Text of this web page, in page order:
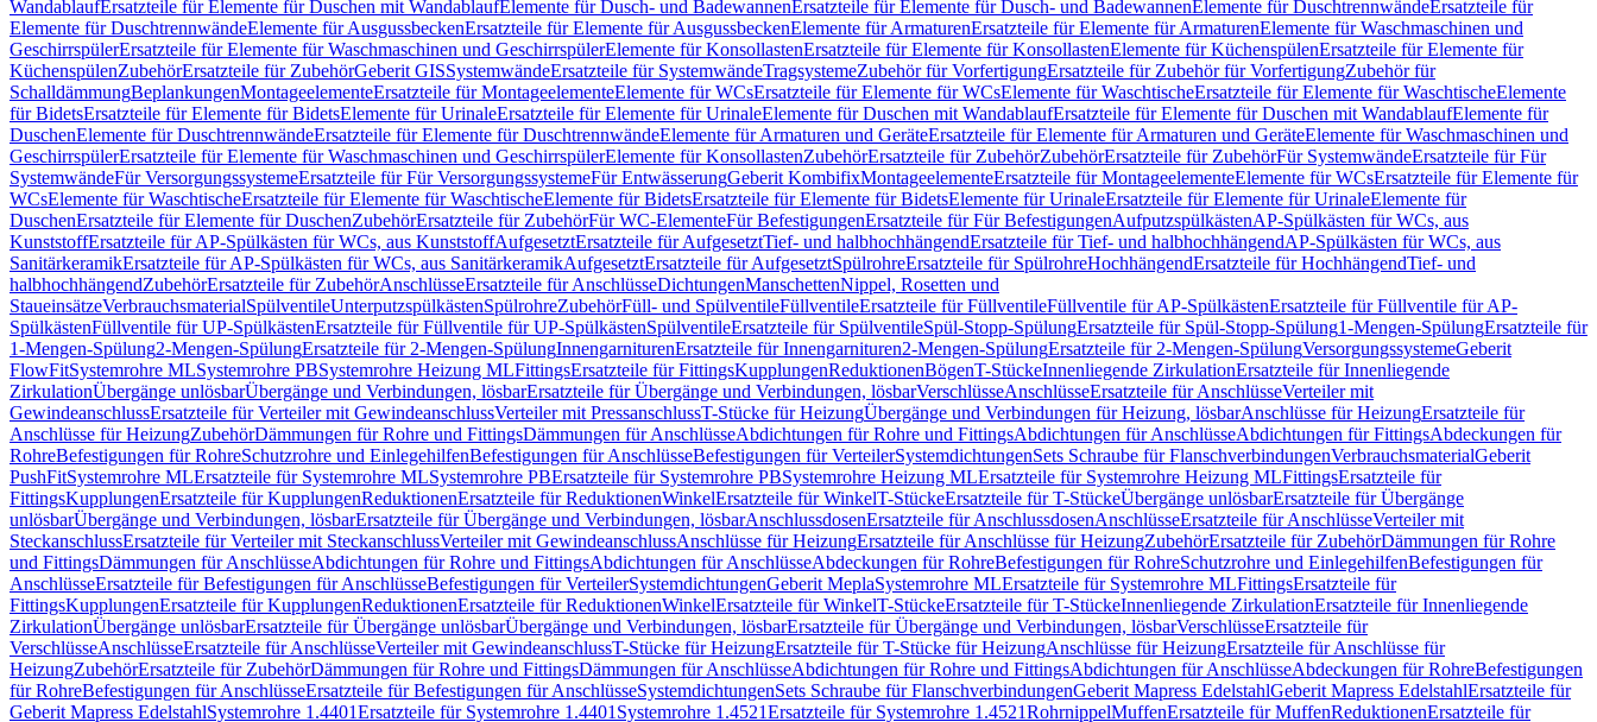
WandablaufErsatzteile für Elemente für Duschen mit WandablaufElemente für Dusch- und BadewannenErsatzteile für Elemente für Dusch- und BadewannenElemente für DuschtrennwändeErsatzteile für
Elemente für DuschtrennwändeElemente für AusgussbeckenErsatzteile für Elemente für AusgussbeckenElemente für ArmaturenErsatzteile für Elemente für ArmaturenElemente für Waschmaschinen und
GeschirrspülerErsatzteile für Elemente für Waschmaschinen und GeschirrspülerElemente für KonsollastenErsatzteile für Elemente für KonsollastenElemente für KüchenspülenErsatzteile für Elemente für
KüchenspülenZubehörErsatzteile für ZubehörGeberit GISSystemwändeErsatzteile für SystemwändeTragsystemeZubehör für VorfertigungErsatzteile für Zubehör für VorfertigungZubehör für
SchalldämmungBeplankungenMontageelementeErsatzteile für MontageelementeElemente für WCsErsatzteile für Elemente für WCsElemente für WaschtischeErsatzteile für Elemente für WaschtischeElemente
für BidetsErsatzteile für Elemente für BidetsElemente für UrinaleErsatzteile für Elemente für UrinaleElemente für Duschen mit WandablaufErsatzteile für Elemente für Duschen mit WandablaufElemente für
DuschenElemente für DuschtrennwändeErsatzteile für Elemente für DuschtrennwändeElemente für Armaturen und GeräteErsatzteile für Elemente für Armaturen und GeräteElemente für Waschmaschinen und
GeschirrspülerErsatzteile für Elemente für Waschmaschinen und GeschirrspülerElemente für KonsollastenZubehörErsatzteile für ZubehörZubehörErsatzteile für ZubehörFür SystemwändeErsatzteile für Für
SystemwändeFür VersorgungssystemeErsatzteile für Für VersorgungssystemeFür EntwässerungGeberit KombifixMontageelementeErsatzteile für MontageelementeElemente für WCsErsatzteile für Elemente für
WCsElemente für WaschtischeErsatzteile für Elemente für WaschtischeElemente für BidetsErsatzteile für Elemente für BidetsElemente für UrinaleErsatzteile für Elemente für UrinaleElemente für
DuschenErsatzteile für Elemente für DuschenZubehörErsatzteile für ZubehörFür WC-ElementeFür BefestigungenErsatzteile für Für BefestigungenAufputzspülkästenAP-Spülkästen für WCs, aus
KunststoffErsatzteile für AP-Spülkästen für WCs, aus KunststoffAufgesetztErsatzteile für AufgesetztTief- und halbhochhängendErsatzteile für Tief- und halbhochhängendAP-Spülkästen für WCs, aus
SanitärkeramikErsatzteile für AP-Spülkästen für WCs, aus SanitärkeramikAufgesetztErsatzteile für AufgesetztSpülrohreErsatzteile für SpülrohreHochhängendErsatzteile für HochhängendTief- und
halbhochhängendZubehörErsatzteile für ZubehörAnschlüsseErsatzteile für AnschlüsseDichtungenManschettenNippel, Rosetten und
StaueinsätzeVerbrauchsmaterialSpülventileUnterputzspülkästenSpülrohreZubehörFüll- und SpülventileFüllventileErsatzteile für FüllventileFüllventile für AP-SpülkästenErsatzteile für Füllventile für AP-
SpülkästenFüllventile für UP-SpülkästenErsatzteile für Füllventile für UP-SpülkästenSpülventileErsatzteile für SpülventileSpül-Stopp-SpülungErsatzteile für Spül-Stopp-Spülung1-Mengen-SpülungErsatzteile für
1-Mengen-Spülung2-Mengen-SpülungErsatzteile für 2-Mengen-SpülungInnengarniturenErsatzteile für Innengarnituren2-Mengen-SpülungErsatzteile für 2-Mengen-SpülungVersorgungssystemeGeberit
FlowFitSystemrohre MLSystemrohre PBSystemrohre Heizung MLFittingsErsatzteile für FittingsKupplungenReduktionenBögenT-StückeInnenliegende ZirkulationErsatzteile für Innenliegende
ZirkulationÜbergänge unlösbarÜbergänge und Verbindungen, lösbarErsatzteile für Übergänge und Verbindungen, lösbarVerschlüsseAnschlüsseErsatzteile für AnschlüsseVerteiler mit
GewindeanschlussErsatzteile für Verteiler mit GewindeanschlussVerteiler mit PressanschlussT-Stücke für HeizungÜbergänge und Verbindungen für Heizung, lösbarAnschlüsse für HeizungErsatzteile für
Anschlüsse für HeizungZubehörDämmungen für Rohre und FittingsDämmungen für AnschlüsseAbdichtungen für Rohre und FittingsAbdichtungen für AnschlüsseAbdichtungen für FittingsAbdeckungen für
RohreBefestigungen für RohreSchutzrohre und EinlegehilfenBefestigungen für AnschlüsseBefestigungen für VerteilerSystemdichtungenSets Schraube für FlanschverbindungenVerbrauchsmaterialGeberit
PushFitSystemrohre MLErsatzteile für Systemrohre MLSystemrohre PBErsatzteile für Systemrohre PBSystemrohre Heizung MLErsatzteile für Systemrohre Heizung MLFittingsErsatzteile für
FittingsKupplungenErsatzteile für KupplungenReduktionenErsatzteile für ReduktionenWinkelErsatzteile für WinkelT-StückeErsatzteile für T-StückeÜbergänge unlösbarErsatzteile für Übergänge
unlösbarÜbergänge und Verbindungen, lösbarErsatzteile für Übergänge und Verbindungen, lösbarAnschlussdosenErsatzteile für AnschlussdosenAnschlüsseErsatzteile für AnschlüsseVerteiler mit
SteckanschlussErsatzteile für Verteiler mit SteckanschlussVerteiler mit GewindeanschlussAnschlüsse für HeizungErsatzteile für Anschlüsse für HeizungZubehörErsatzteile für ZubehörDämmungen für Rohre
und FittingsDämmungen für AnschlüsseAbdichtungen für Rohre und FittingsAbdichtungen für AnschlüsseAbdeckungen für RohreBefestigungen für RohreSchutzrohre und EinlegehilfenBefestigungen für
AnschlüsseErsatzteile für Befestigungen für AnschlüsseBefestigungen für VerteilerSystemdichtungenGeberit MeplaSystemrohre MLErsatzteile für Systemrohre MLFittingsErsatzteile für
FittingsKupplungenErsatzteile für KupplungenReduktionenErsatzteile für ReduktionenWinkelErsatzteile für WinkelT-StückeErsatzteile für T-StückeInnenliegende ZirkulationErsatzteile für Innenliegende
ZirkulationÜbergänge unlösbarErsatzteile für Übergänge unlösbarÜbergänge und Verbindungen, lösbarErsatzteile für Übergänge und Verbindungen, lösbarVerschlüsseErsatzteile für
VerschlüsseAnschlüsseErsatzteile für AnschlüsseVerteiler mit GewindeanschlussT-Stücke für HeizungErsatzteile für T-Stücke für HeizungAnschlüsse für HeizungErsatzteile für Anschlüsse für
HeizungZubehörErsatzteile für ZubehörDämmungen für Rohre und FittingsDämmungen für AnschlüsseAbdichtungen für Rohre und FittingsAbdichtungen für AnschlüsseAbdeckungen für RohreBefestigungen
für RohreBefestigungen für AnschlüsseErsatzteile für Befestigungen für AnschlüsseSystemdichtungenSets Schraube für FlanschverbindungenGeberit Mapress EdelstahlGeberit Mapress EdelstahlErsatzteile für
Geberit Mapress EdelstahlSystemrohre 1.4401Ersatzteile für Systemrohre 1.4401 Systemrohre 1.4521Ersatzteile für Systemrohre 1.4521RohrnippelMuffenErsatzteile für MuffenReduktionenErsatzteile für